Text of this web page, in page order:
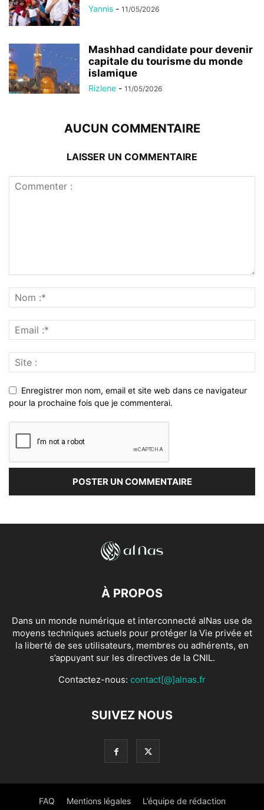
Yannis - 11/05/2026
Mashhad candidate pour devenir
capitale du tourisme du monde
islamique
Rizlene - 11/05/2026
AUCUN COMMENTAIRE
LAISSER UN COMMENTAIRE
Enregistrer mon nom, email et site web dans ce navigateur
pour la prochaine fois que je commenterai.
À PROPOS
Dans un monde numérique et interconnecté alNas use de
moyens techniques actuels pour protéger la Vie privée et
la liberté de ses utilisateurs, membres ou adhérents, en
s’appuyant sur les directives de la CNIL.
Contactez-nous: contact[@]alnas.fr
SUIVEZ NOUS
FAQ Mentions légales L’équipe de rédaction